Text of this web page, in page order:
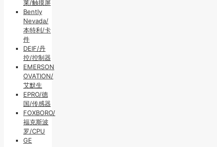
莱/触摸屏
Bently
Nevada/
本特利/卡
件
DEIF/丹
控/控制器
EMERSON
OVATION/
艾默生
EPRO/德
国/传感器
FOXBORO/
福克斯波
罗/CPU
GE